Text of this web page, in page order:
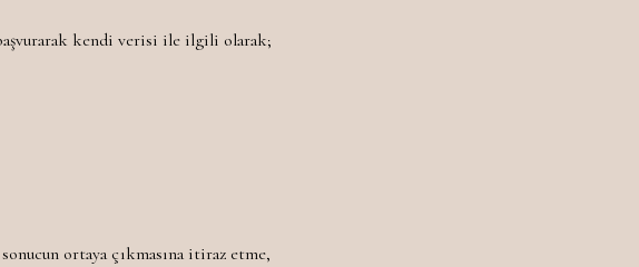
kendi verisi ile ilgili olarak;
ortaya çıkmasına itiraz etme,